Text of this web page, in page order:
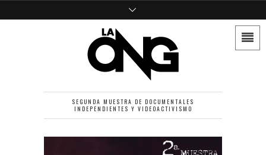
SEGUNDA MUESTRA DE DOCUMENTALES
INDEPENDIENTES Y VIDEOACTIVISMO